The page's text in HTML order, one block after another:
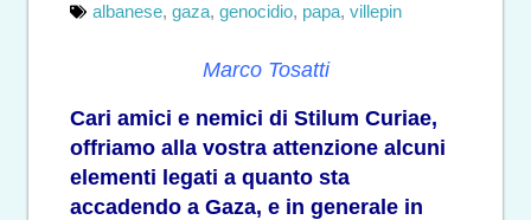
albanese, gaza, genocidio, papa, villepin
Marco Tosatti
Cari amici e nemici di Stilum Curiae,
offriamo alla vostra attenzione alcuni
elementi legati a quanto sta
accadendo a Gaza, e in generale in